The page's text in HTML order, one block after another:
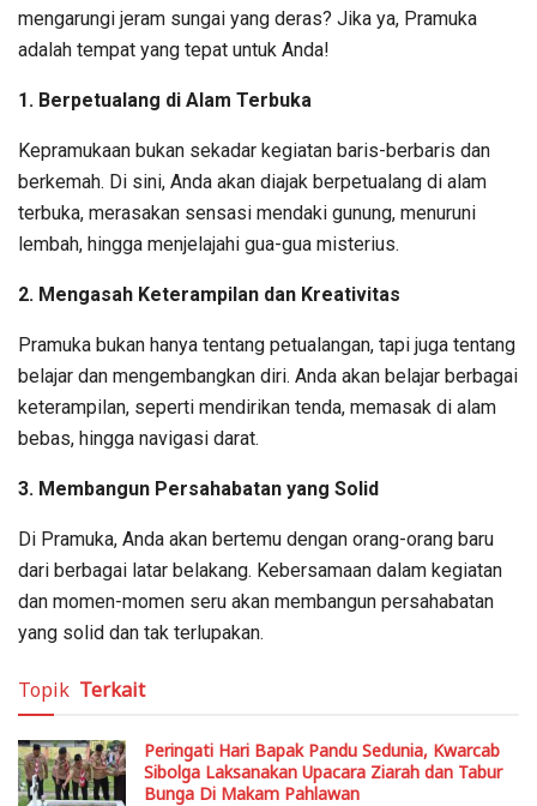
mengarungi jeram sungai yang deras? Jika ya, Pramuka
adalah tempat yang tepat untuk Anda!
1. Berpetualang di Alam Terbuka
Kepramukaan bukan sekadar kegiatan baris-berbaris dan
berkemah. Di sini, Anda akan diajak berpetualang di alam
terbuka, merasakan sensasi mendaki gunung, menuruni
lembah, hingga menjelajahi gua-gua misterius.
2. Mengasah Keterampilan dan Kreativitas
Pramuka bukan hanya tentang petualangan, tapi juga tentang
belajar dan mengembangkan diri. Anda akan belajar berbagai
keterampilan, seperti mendirikan tenda, memasak di alam
bebas, hingga navigasi darat.
3. Membangun Persahabatan yang Solid
Di Pramuka, Anda akan bertemu dengan orang-orang baru
dari berbagai latar belakang. Kebersamaan dalam kegiatan
dan momen-momen seru akan membangun persahabatan
yang solid dan tak terlupakan.
Topik Terkait
Peringati Hari Bapak Pandu Sedunia, Kwarcab
Sibolga Laksanakan Upacara Ziarah dan Tabur
Bunga Di Makam Pahlawan